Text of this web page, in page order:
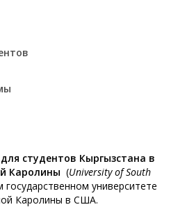
студентов Кыргызстана в
Каролины (University of South
университете
Каролины в США.